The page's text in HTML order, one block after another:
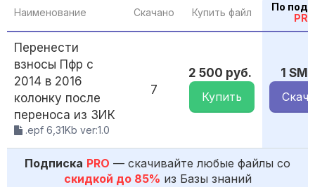
Наименование Скачано Купить файл
По
PRO
Перенести
взносы Пфр с
2014 в 2016
колонку после
переноса из ЗИК
.epf 6,31Kb ver:1.0
7
2 500 руб.
Купить
1 SM
Подписка PRO — скачивайте любые файлы со
скидкой до 85% из Базы знаний